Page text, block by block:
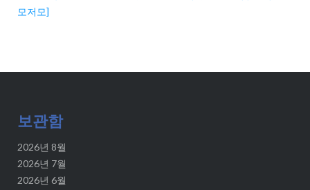
모저모]
보관함
2026년 8월
2026년 7월
2026년 6월